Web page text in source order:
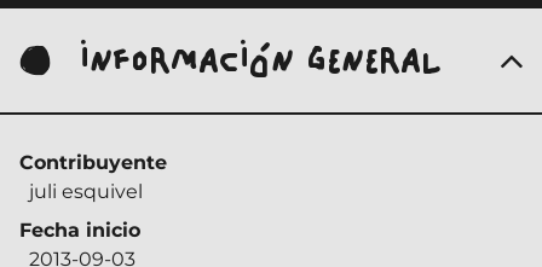
INFORMACIÓN GENERAL
Contribuyente
juli esquivel
Fecha inicio
2013-09-03